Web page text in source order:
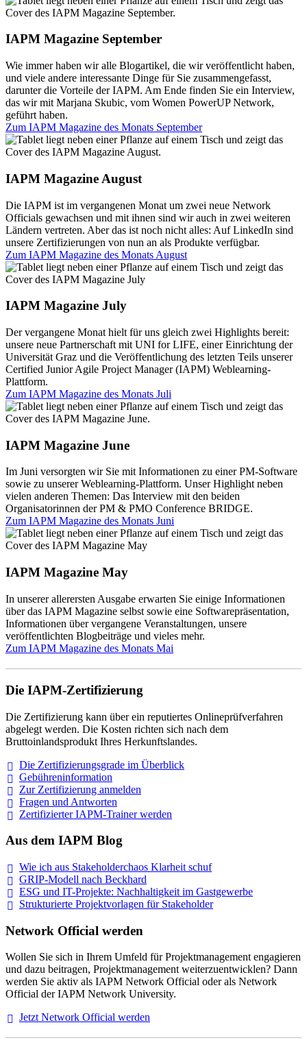
IAPM Magazine September
Wie immer haben wir alle Blogartikel, die wir veröffentlicht haben,
und viele andere interessante Dinge für Sie zusammengefasst,
darunter die Vorteile der IAPM. Am Ende finden Sie ein Interview,
das wir mit Marjana Skubic, vom Women PowerUP Network,
geführt haben.
Zum IAPM Magazine des Monats September
IAPM Magazine August
Die IAPM ist im vergangenen Monat um zwei neue Network
Officials gewachsen und mit ihnen sind wir auch in zwei weiteren
Ländern vertreten. Aber das ist noch nicht alles: Auf LinkedIn sind
unsere Zertifizierungen von nun an als Produkte verfügbar.
Zum IAPM Magazine des Monats August
IAPM Magazine July
Der vergangene Monat hielt für uns gleich zwei Highlights bereit:
unsere neue Partnerschaft mit UNI for LIFE, einer Einrichtung der
Universität Graz und die Veröffentlichung des letzten Teils unserer
Certified Junior Agile Project Manager (IAPM) Weblearning-
Plattform.
Zum IAPM Magazine des Monats Juli
IAPM Magazine June
Im Juni versorgten wir Sie mit Informationen zu einer PM-Software
sowie zu unserer Weblearning-Plattform. Unser Highlight neben
vielen anderen Themen: Das Interview mit den beiden
Organisatorinnen der PM & PMO Conference BRIDGE.
Zum IAPM Magazine des Monats Juni
IAPM Magazine May
In unserer allerersten Ausgabe erwarten Sie einige Informationen
über das IAPM Magazine selbst sowie eine Softwarepräsentation,
Informationen über vergangene Veranstaltungen, unsere
veröffentlichten Blogbeiträge und vieles mehr.
Zum IAPM Magazine des Monats Mai
Die IAPM-Zertifizierung
Die Zertifizierung kann über ein reputiertes Onlineprüfverfahren
abgelegt werden. Die Kosten richten sich nach dem
Bruttoinlandsprodukt Ihres Herkunftslandes.
Die Zertifizierungsgrade im Überblick
Gebühreninformation
Zur Zertifizierung anmelden
Fragen und Antworten
Zertifizierter IAPM-Trainerwerden
Aus dem IAPM Blog
Wie ich aus Stakeholderchaos Klarheit schuf
GRIP-Modell nach Beckhard
ESG und IT-Projekte: Nachhaltigkeit im Gastgewerbe
Strukturierte Projektvorlagen für Stakeholder
Network Official werden
Wollen Sie sich in Ihrem Umfeld für Projektmanagement engagieren
und dazu beitragen, Projektmanagement weiterzuentwicklen? Dann
werden Sie aktiv als IAPM Network Official oder als Network
Official der IAPM Network University.
Jetzt Network Official werden